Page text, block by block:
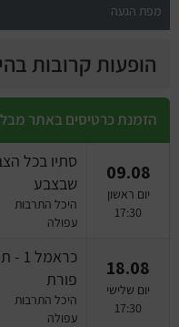
הופעות חיות
הצגות תיאטרון
מחזות זמר
מחול ובלט
קונצרטים
הרצאות
סרטים
מפת הגעה
הופעות קרובות
הזמנת כרטיסים באתר
09.08
יום ראשון
17:30
סתיו בכל
שבצבע
היכל התרבות
עפולה
18.08
יום שלישי
17:30
פורת
היכל התרבות
עפולה